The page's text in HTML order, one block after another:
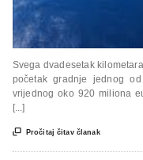
Svega dvadesetak
početak gradnje jednog
vrijednog oko 920 miliona
[...]
 Pročitaj čitav članak